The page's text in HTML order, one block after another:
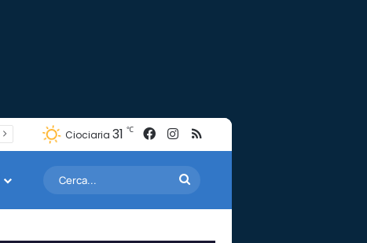
Ciociaria 31 ℃ FacebookInstagram
RSS